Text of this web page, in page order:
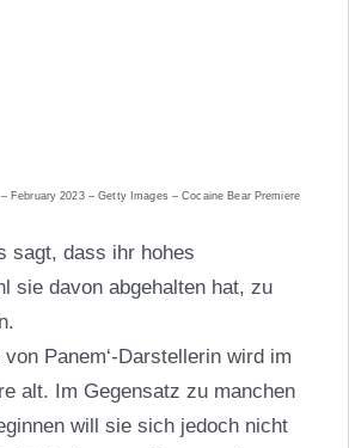
February 2023 – Getty Images – Cocaine Bear Premiere
sagt, dass ihr hohes
sie davon abgehalten hat, zu
von Panem‘-Darstellerin wird im
alt. Im Gegensatz zu manchen
will sie sich jedoch nicht